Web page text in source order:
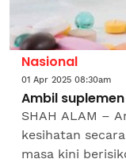
Nasional
01 Apr 2025 08:30am
Ambil
SHAH ALAM –
kesihatan
masa kini